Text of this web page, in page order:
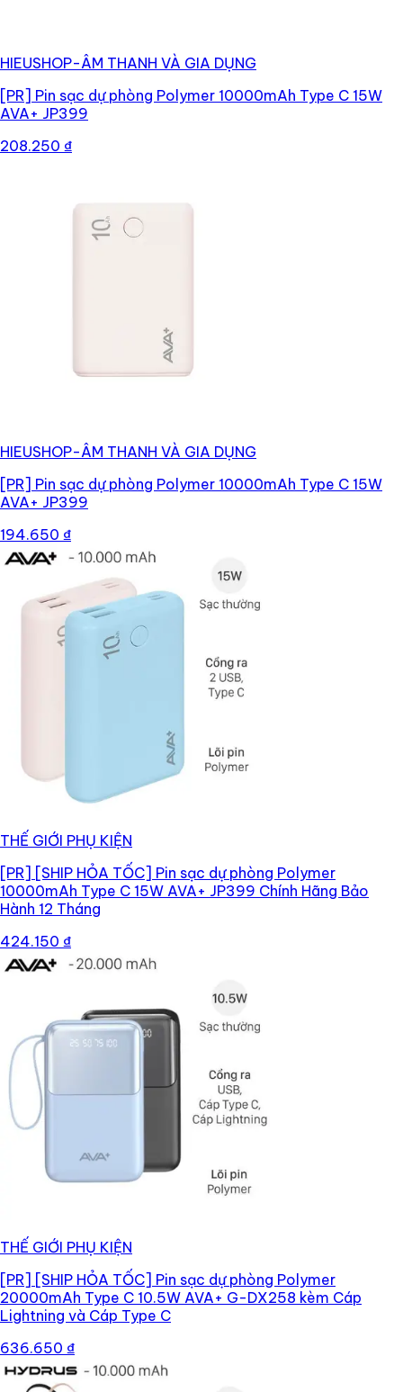
HIEUSHOP-ÂM THANH VÀ GIA DỤNG
[PR] Pin sạc dự phòng Polymer 10000mAh Type C 15W
AVA+ JP399
208.250 ₫
HIEUSHOP-ÂM THANH VÀ GIA DỤNG
[PR] Pin sạc dự phòng Polymer 10000mAh Type C 15W
AVA+ JP399
194.650 ₫
THẾ GIỚI PHỤ KIỆN
[PR] [SHIP HỎA TỐC] Pin sạc dự phòng Polymer
10000mAh Type C 15W AVA+ JP399 Chính Hãng Bảo
Hành 12 Tháng
424.150 ₫
THẾ GIỚI PHỤ KIỆN
[PR] [SHIP HỎA TỐC] Pin sạc dự phòng Polymer
20000mAh Type C 10.5W AVA+ G-DX258 kèm Cáp
Lightning và Cáp Type C
636.650 ₫